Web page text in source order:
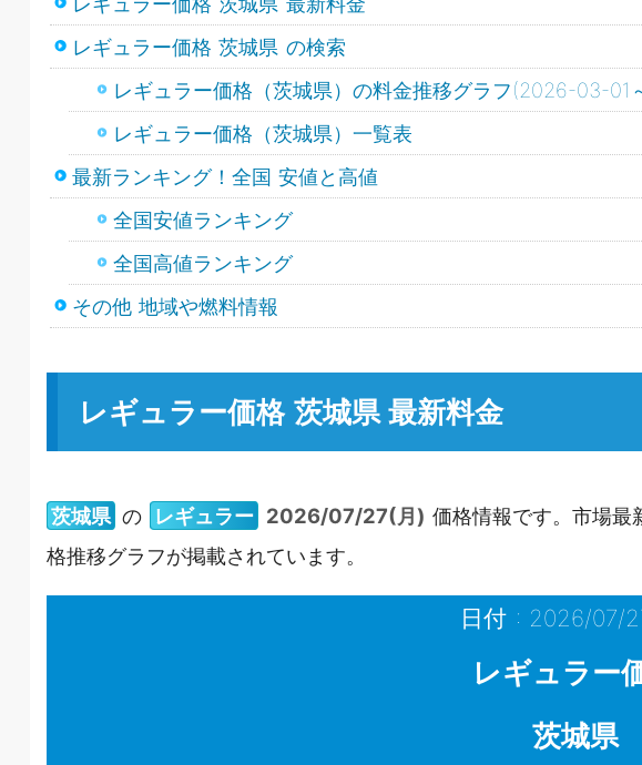
レギュラー価格 茨城県 の検索
レギュラー価格（茨城県）の料金推移グラフ(2026-03-
レギュラー価格（茨城県）一覧表
最新ランキング！全国 安値と高値
全国安値ランキング
全国高値ランキング
その他 地域や燃料情報
レギュラー価格 茨城県 最新料金
茨城県 の レギュラー 2026/07/27(月) 価格情報です。市場最
格推移グラフが掲載されています。
日付 : 2026/07/
レギュラー
茨城県